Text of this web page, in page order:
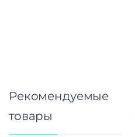
Рекомендуемые
товары